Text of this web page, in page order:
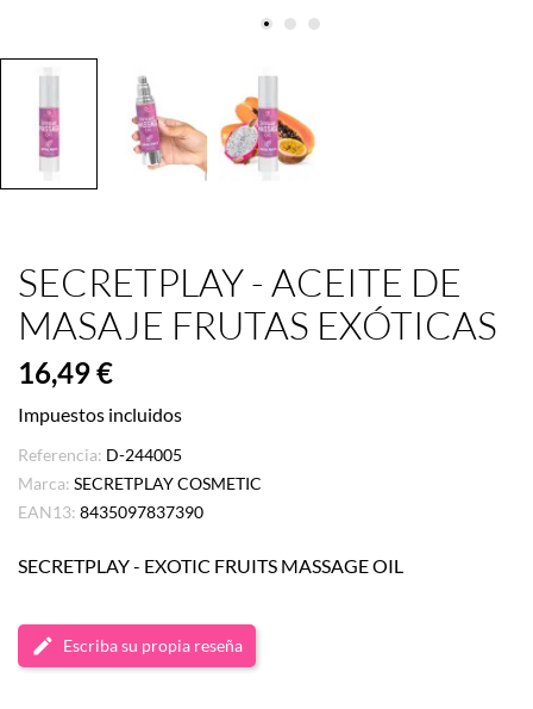
SECRETPLAY - ACEITE DE
MASAJE FRUTAS EXÓTICAS
16,49 €
Impuestos incluidos
Referencia: D-244005
Marca: SECRETPLAY COSMETIC
EAN13: 8435097837390
SECRETPLAY - EXOTIC FRUITS MASSAGE OIL
Escriba su propia reseña